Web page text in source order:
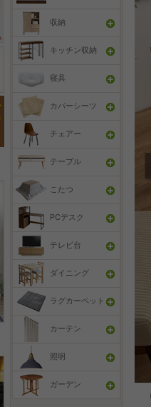
収納
キッチン収納
寝具
カバーシーツ
チェアー
テーブル
こたつ
PCデスク
テレビ台
ダイニング
ラグカーペット
カーテン
照明
ガーデン